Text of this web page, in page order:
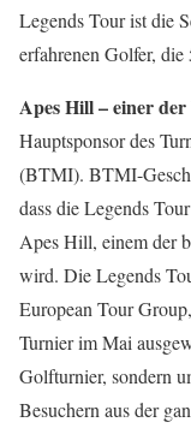
Legends Tour ist die
erfahrenen Golfer,
Apes Hill – einer der
Hauptsponsor des
(BTMI). BTMI-
dass die Legends
Apes Hill, einem der
wird. Die Legends
European Tour
Turnier im Mai
Golfturnier, sondern
Besuchern aus der